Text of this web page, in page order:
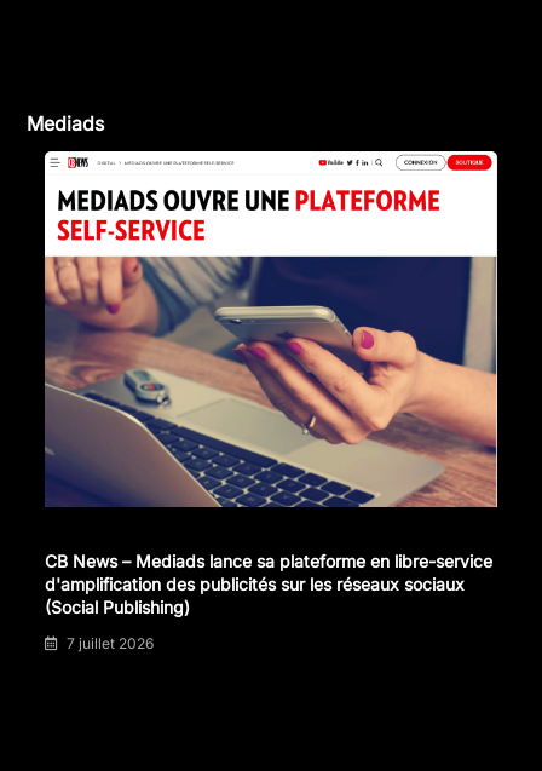
Mediads
CB News – Mediads lance sa plateforme en libre-service
d'amplification des publicités sur les réseaux sociaux
(Social Publishing)
7 juillet 2026